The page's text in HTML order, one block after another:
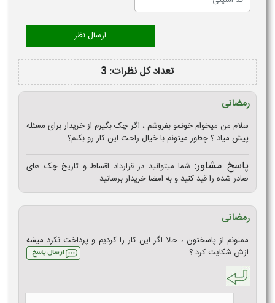
تعداد کل نظرات: 3
رمضانی
سلام من میخوام خونمو بفروشم ، اگر چک بگیرم از خریدار برای مسئله
پیش میاد ؟ چطور میتونم با خیال راحت این کار رو بکنم؟
پاسخ مشاور: شما میتوانید در قرارداد اقساط و تاریخ چک های
صادر شده را قید کنید و به امضا خریدار برسانید .
رمضانی
ممنونم از پاسختون ، حالا اگر این کار را کردیم و پرداخت نکرد میشه
ازش شکایت کرد ؟